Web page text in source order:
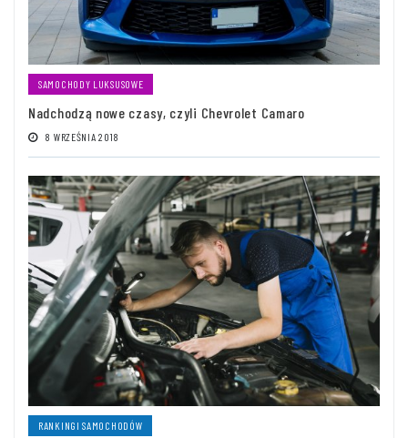
SAMOCHODY LUKSUSOWE
Nadchodzą nowe czasy, czyli Chevrolet Camaro
8 WRZEŚNIA 2018
RANKINGI SAMOCHODÓW